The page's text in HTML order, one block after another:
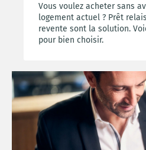
Vous voulez acheter sans
logement actuel ? Prêt
revente sont la solution.
pour bien choisir.